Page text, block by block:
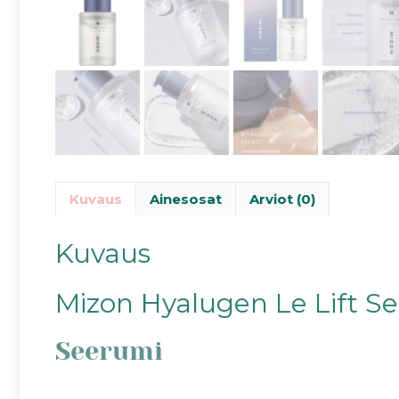
Kuvaus Ainesosat Arviot (0)
Kuvaus
Mizon Hyalugen Le Lift
Seerumi